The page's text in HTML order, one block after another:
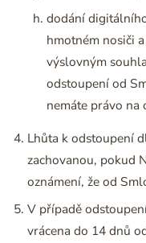
dodání
hmotném nosiči
výslovným
odstoupení od
nemáte právo na
Lhůta k odstoupení
zachovanou, pokud
oznámení, že od
V případě
vrácena do 14 dnů